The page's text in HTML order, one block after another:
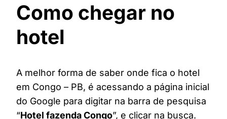
Como chegar no
hotel
A melhor forma de saber onde fica o hotel
em Congo – PB, é acessando a página inicial
do Google para digitar na barra de pesquisa
“Hotel fazenda Congo”, e clicar na busca.